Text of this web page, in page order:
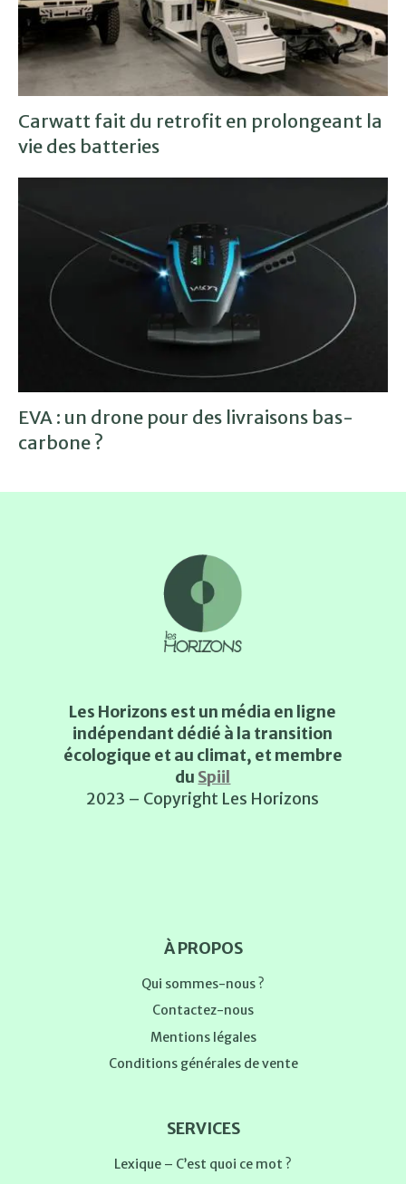
Carwatt fait du retrofit en prolongeant la
vie des batteries
EVA : un drone pour des livraisons bas-
carbone ?
Les Horizons est un média en ligne
indépendant dédié à la transition
écologique et au climat, et membre
du Spiil
2023 – Copyright Les Horizons
À PROPOS
Qui sommes-nous ?
Contactez-nous
Mentions légales
Conditions générales de vente
SERVICES
Lexique – C’est quoi ce mot ?